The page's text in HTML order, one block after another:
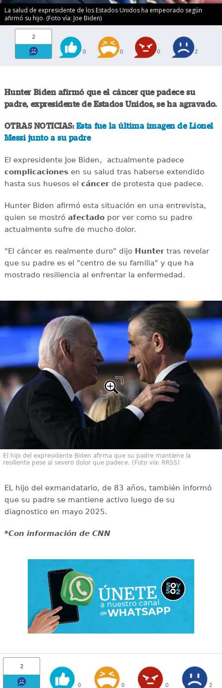
La salud de expresidente de los Estados Unidos ha empeorado según
afirmó su hijo. (Foto vía: Joe Biden)
2
0 0 0 2
Hunter Biden afirmó que el cáncer que padece su
padre, expresidente de Estados Unidos, se ha agravado.
OTRAS NOTICIAS: Esta fue la última imagen de Lionel
Messi junto a su padre
El expresidente Joe Biden, actualmente padece
complicacionesen su salud tras haberse extendido
hasta sus huesos el cáncerde protesta que padece.
Hunter Biden afirmó esta situación en una entrevista,
quien se mostró afectadopor ver como su padre
actualmente sufre de mucho dolor.
"El cáncer es realmente duro" dijo Huntertras revelar
que su padre es el "centro de su familia" y que ha
mostrado resiliencia al enfrentar la enfermedad.
El hijo del expresidente Biden afirma que su padre mantiene la
resiliente pese al severo dolor que padece. (Foto vía: RRSS)
EL hijo del exmandatario, de 83 años, también informó
que su padre se mantiene activo luego de su
diagnostico en mayo 2025.
*Con información de CNN
2
0 0 0 2